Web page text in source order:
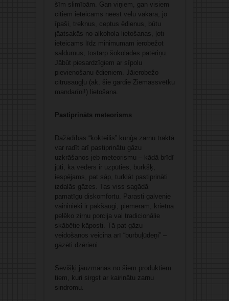
šīm slimībām. Gan viņiem, gan visiem
citiem ieteicams neēst vēlu vakarā, jo
īpaši, treknus, ceptus ēdienus, būtu
jāatsakās no alkohola lietošanas, ļoti
ieteicams līdz minimumam ierobežot
saldumus, tostarp šokolādes patēriņu.
Jābūt piesardzīgiem ar sīpolu
pievienošanu ēdieniem. Jāierobežo
citrusaugļu (ak, šie gardie Ziemassvētku
mandarīni!) lietošana.
Pastiprināts meteorisms
Dažādības “kokteilis” kuņģa zarnu traktā
var radīt arī pastiprinātu gāzu
uzkrāšanos jeb meteorismu – kādā brīdī
jūti, ka vēders ir uzpūties, burkšķ,
iespējams, pat sāp, turklāt pastiprināti
izdalās gāzes. Tas viss sagādā
pamatīgu diskomfortu. Parasti galvenie
vaininieki ir pākšaugi, piemēram, krietna
pelēko zirņu porcija vai tradicionālie
skābētie kāposti. Tā pat gāzu
veidošanos veicina arī “burbuļūdeņi” –
gāzēti dzērieni.
Sevišķi jāuzmānās no šiem produktiem
tiem, kuri sirgst ar kairinātu zarnu
sindromu.